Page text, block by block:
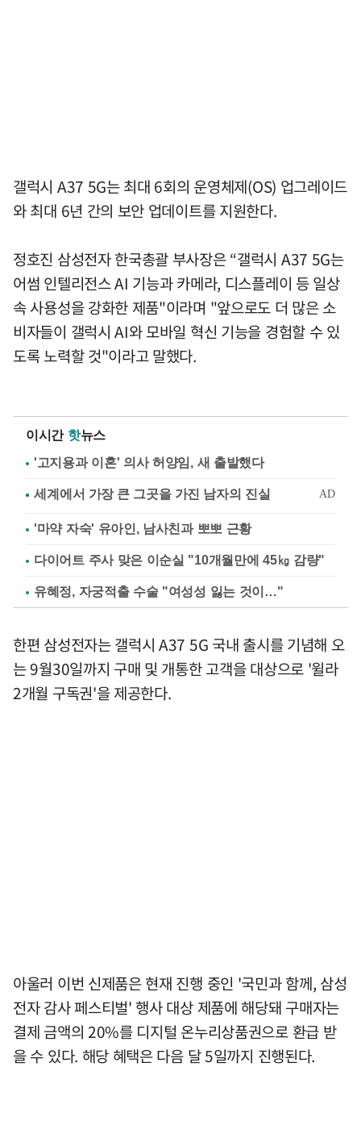
갤럭시 A37 5G는 최대 6회의 운영체제(OS) 업그레이드
와 최대 6년 간의 보안 업데이트를 지원한다.
정호진 삼성전자 한국총괄 부사장은 “갤럭시 A37 5G는
어썸 인텔리전스 AI 기능과 카메라, 디스플레이 등 일상
속 사용성을 강화한 제품"이라며 "앞으로도 더 많은 소
비자들이 갤럭시 AI와 모바일 혁신 기능을 경험할 수 있
도록 노력할 것"이라고 말했다.
이시간 핫뉴스
'고지용과 이혼' 의사 허양임, 새 출발했다
'마약 자숙' 유아인, 남사친과 뽀뽀 근황
다이어트 주사 맞은 이순실 "10개월만에 45㎏ 감량"
유혜정, 자궁적출 수술 "여성성 잃는 것이…"
한편 삼성전자는 갤럭시 A37 5G 국내 출시를 기념해 오
는 9월30일까지 구매 및 개통한 고객을 대상으로 '윌라
2개월 구독권'을 제공한다.
아울러 이번 신제품은 현재 진행 중인 '국민과 함께, 삼성
전자 감사 페스티벌' 행사 대상 제품에 해당돼 구매자는
결제 금액의 20%를 디지털 온누리상품권으로 환급 받
을 수 있다. 해당 혜택은 다음 달 5일까지 진행된다.